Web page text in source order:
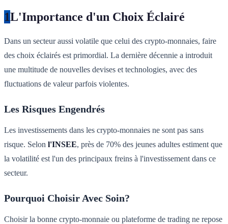
1L'Importance d'un Choix Éclairé
Dans un secteur aussi volatile que celui des crypto-monnaies, faire
des choix éclairés est primordial. La dernière décennie a introduit
une multitude de nouvelles devises et technologies, avec des
fluctuations de valeur parfois violentes.
Les Risques Engendrés
Les investissements dans les crypto-monnaies ne sont pas sans
risque. Selon l'INSEE, près de 70% des jeunes adultes estiment que
la volatilité est l'un des principaux freins à l'investissement dans ce
secteur.
Pourquoi Choisir Avec Soin?
Choisir la bonne crypto-monnaie ou plateforme de trading ne repose